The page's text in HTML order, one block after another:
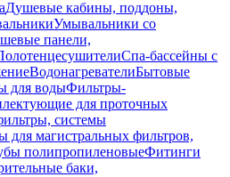
Душевые кабины, поддоны,
Умывальники со
панели,
Спа-бассейны с
ВодонагревателиБытовые
для водыФильтры-
для проточных
системы
для магистральных фильтров,
полипропиленовыеФитинги
баки,